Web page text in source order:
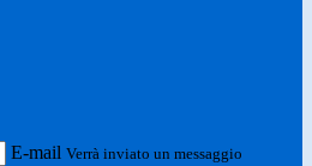
E-mail Verrà inviato un messaggio